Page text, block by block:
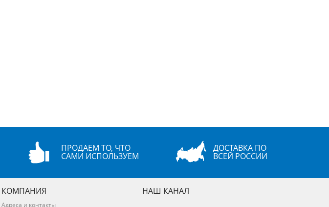
ПРОДАЕМ ТО, ЧТО
САМИ ИСПОЛЬЗУЕМ
ДОСТАВКА ПО
ВСЕЙ РОССИИ
КОМПАНИЯ
Адреса и контакты
НАШ КАНАЛ